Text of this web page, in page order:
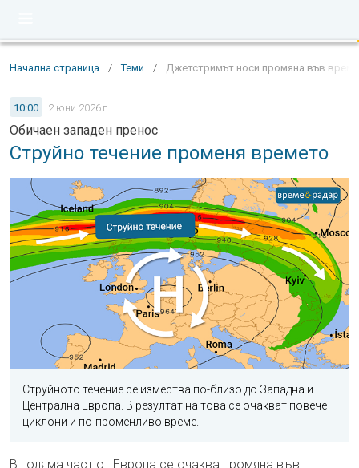
Начална страница / Теми / Джетстримът носи промяна във
10:00 2 юни 2026 г.
Обичаен западен пренос
Струйно течение променя времето
Струйното течение се измества по-близо до Западна и
Централна Европа. В резултат на това се очакват повече
циклони и по-променливо време.
В голяма част от Европа се очаква промяна във